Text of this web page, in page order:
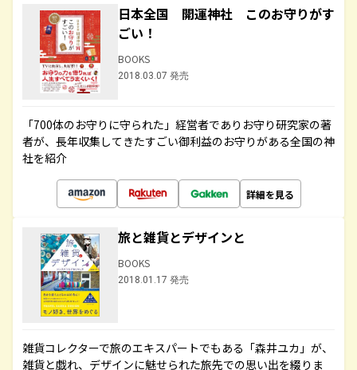
日本全国 開運神社 このお守りがす
ごい！
BOOKS
2018.03.07 発売
「700体のお守りに守られた」経営者でありお守り研究家の著
者が、長年収集してきたすごい御利益のお守りがある全国の神
社を紹介
詳細を見る
旅と雑貨とデザインと
BOOKS
2018.01.17 発売
雑貨コレクターで旅のエキスパートでもある「森井ユカ」が、
雑貨と戯れ、デザインに魅せられた旅先での思い出を綴りま